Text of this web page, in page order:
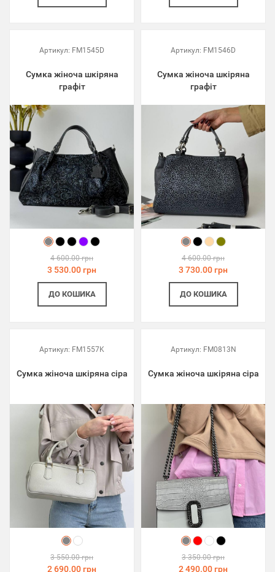
Артикул: FM1545D
Сумка жіноча шкіряна
графіт
4 600.00 грн
3 530.00 грн
ДО КОШИКА
Артикул: FM1546D
Сумка жіноча шкіряна
графіт
4 600.00 грн
3 730.00 грн
ДО КОШИКА
Артикул: FM1557K
Сумка жіноча шкіряна сіра
3 550.00 грн
2 690.00 грн
Артикул: FM0813N
Сумка жіноча шкіряна сіра
3 350.00 грн
2 490.00 грн